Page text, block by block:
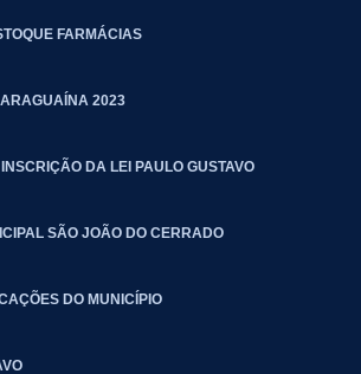
FARMÁCIAS
2023
DA LEI PAULO GUSTAVO
SÃO JOÃO DO CERRADO
DO MUNICÍPIO